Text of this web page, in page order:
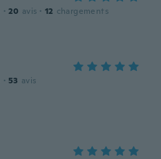
· 20 avis · 12 chargements
· 53 avis